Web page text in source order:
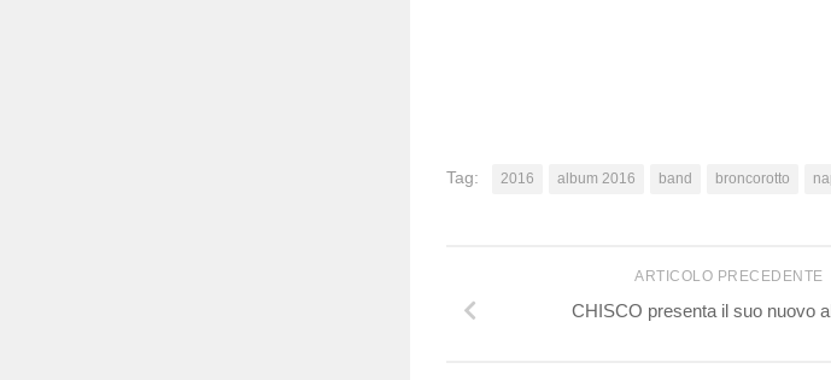
Tag: 2016 album 2016 band broncorotto
ARTICOLO PRECEDENTE
CHISCO presenta il suo nuovo